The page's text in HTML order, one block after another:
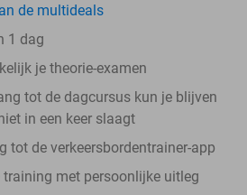
de multideals
1 dag
je theorie-examen
tot de dagcursus kun je blijven
in een keer slaagt
tot de verkeersbordentrainer-app
training met persoonlijke uitleg